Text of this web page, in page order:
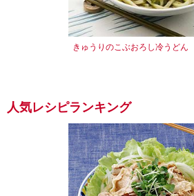
きゅうりのこぶおろし冷うどん
人気レシピランキング